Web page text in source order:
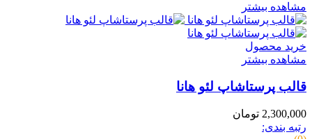
مشاهده بیشتر
خرید محصول
مشاهده بیشتر
قالب پرستاشاپ لئو هانا
2,300,000 تومان
رتبه بندی: